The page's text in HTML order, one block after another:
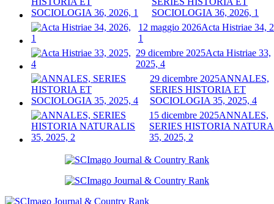
SOCIOLOGIA 36, 2026, 1
12 maggio 2026Acta Histriae 34,
1
29 dicembre 2025Acta Histriae 33,
2025, 4
29 dicembre 2025ANNALES,
SERIES HISTORIA ET
SOCIOLOGIA 35, 2025, 4
15 dicembre 2025ANNALES,
SERIES HISTORIA
35, 2025, 2